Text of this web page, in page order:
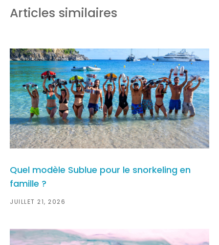
Articles similaires
Quel modèle Sublue pour le snorkeling en
famille ?
JUILLET 21, 2026